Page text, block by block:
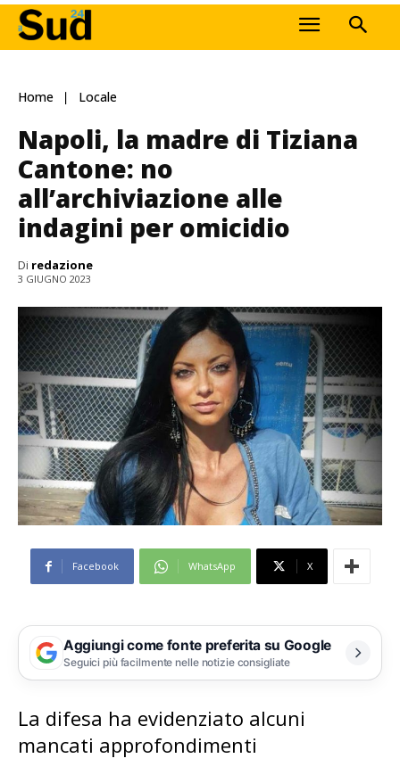
Home Locale
Napoli, la madre di Tiziana
Cantone: no
all’archiviazione alle
indagini per omicidio
Di redazione
3 GIUGNO 2023
Facebook WhatsApp X
Aggiungi come fonte preferita su Google
Seguici più facilmente nelle notizie consigliate
La difesa ha evidenziato alcuni
mancati approfondimenti